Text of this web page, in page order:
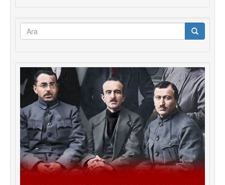
Arama